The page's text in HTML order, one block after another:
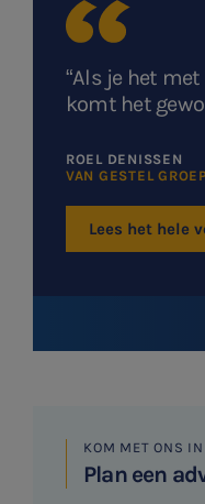
“Als je het
komt het
ROEL DENISSEN
VAN GESTEL
Lees het hele
KOM MET ONS IN
Plan een